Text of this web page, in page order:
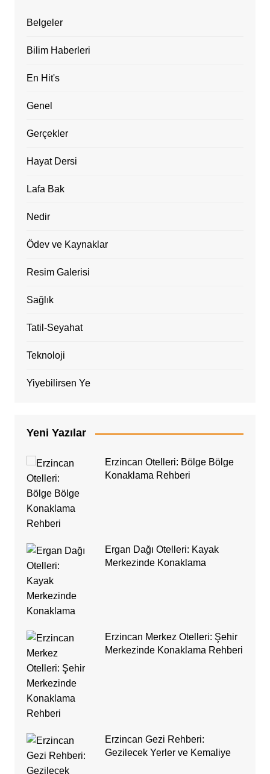
Belgeler
Bilim Haberleri
En Hit's
Genel
Gerçekler
Hayat Dersi
Lafa Bak
Nedir
Ödev ve Kaynaklar
Resim Galerisi
Sağlık
Tatil-Seyahat
Teknoloji
Yiyebilirsen Ye
Yeni Yazılar
Erzincan Otelleri: Bölge Bölge
Konaklama Rehberi
Ergan Dağı Otelleri: Kayak
Merkezinde Konaklama
Erzincan Merkez Otelleri: Şehir
Merkezinde Konaklama Rehberi
Erzincan Gezi Rehberi:
Gezilecek Yerler ve Kemaliye